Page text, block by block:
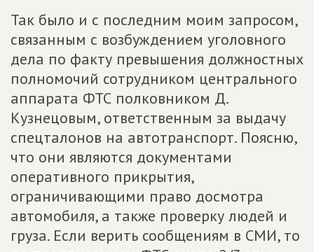
Так было и с последним моим запросом,
связанным с возбуждением уголовного
дела по факту превышения должностных
полномочий сотрудником центрального
аппарата ФТС полковником Д.
Кузнецовым, ответственным за выдачу
спецталонов на автотранспорт. Поясню,
что они являются документами
оперативного прикрытия,
ограничивающими право досмотра
автомобиля, а также проверку людей и
груза. Если верить сообщениям в СМИ, то